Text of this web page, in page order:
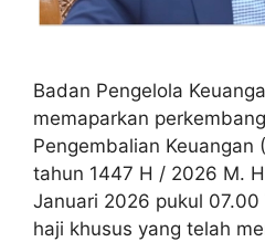
Badan Pengelola
memaparkan
Pengembalian Keuangan
tahun 1447 H / 2026 M.
Januari 2026 pukul 07.00
haji khusus yang telah